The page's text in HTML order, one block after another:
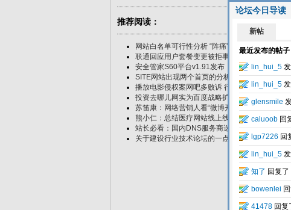
论坛今日导读
推荐阅读：
网站白名单可行性分析 “阵痛”何时才能结束
联通回应用户套餐变更被拒事件：可自主变更套餐
安全管家S60平台v1.91发布：可多重定时任务
SITE网站出现两个首页的分析与解决方法
播放电影侵权案网吧多败诉 行业协会称不侵权难
投资去哪儿网实为百度战略扩张
苏笛康：网络营销人看“微博开房”事件
熊小仁：总结医疗网站线上线下的几种推广
站长必看：国内DNS服务商选择指南
关于建设行业技术论坛的一点体会